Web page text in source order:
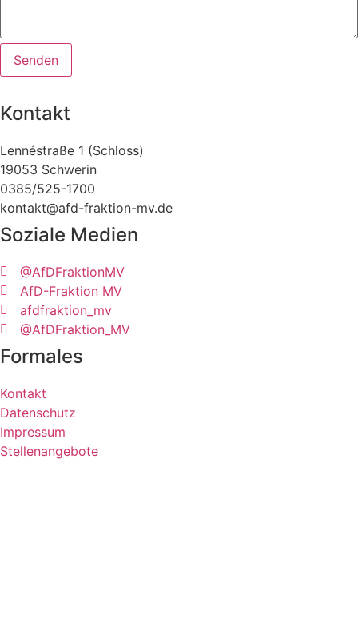
Senden
Kontakt
Lennéstraße 1 (Schloss)
19053 Schwerin
0385/525-1700
kontakt@afd-fraktion-mv.de
Soziale Medien
@AfDFraktionMV
AfD-Fraktion MV
afdfraktion_mv
@AfDFraktion_MV
Formales
Kontakt
Datenschutz
Impressum
Stellenangebote